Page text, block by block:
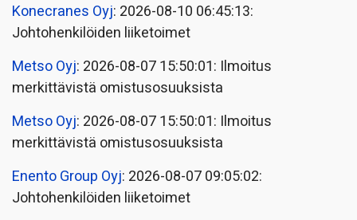
Konecranes Oyj: 2026-08-10 06:45:13:
Johtohenkilöiden liiketoimet
Metso Oyj: 2026-08-07 15:50:01: Ilmoitus
merkittävistä omistusosuuksista
Metso Oyj: 2026-08-07 15:50:01: Ilmoitus
merkittävistä omistusosuuksista
Enento Group Oyj: 2026-08-07 09:05:02:
Johtohenkilöiden liiketoimet